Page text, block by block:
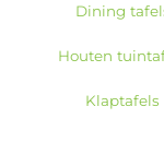
Dining
Houten
Klaptafels